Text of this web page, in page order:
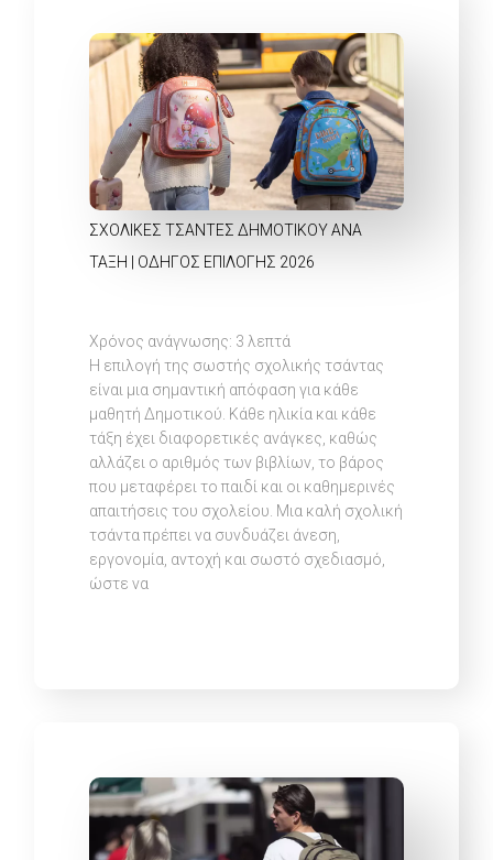
ΣΧΟΛΙΚΈΣ ΤΣΆΝΤΕΣ ΔΗΜΟΤΙΚΟΎ ΑΝΆ
ΤΆΞΗ | ΟΔΗΓΌΣ ΕΠΙΛΟΓΉΣ 2026
Χρόνος ανάγνωσης: 3 λεπτά
Η επιλογή της σωστής σχολικής τσάντας
είναι μια σημαντική απόφαση για κάθε
μαθητή Δημοτικού. Κάθε ηλικία και κάθε
τάξη έχει διαφορετικές ανάγκες, καθώς
αλλάζει ο αριθμός των βιβλίων, το βάρος
που μεταφέρει το παιδί και οι καθημερινές
απαιτήσεις του σχολείου. Μια καλή σχολική
τσάντα πρέπει να συνδυάζει άνεση,
εργονομία, αντοχή και σωστό σχεδιασμό,
ώστε να